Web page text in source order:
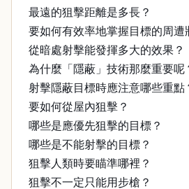
最遠的狙擊距離是多長？
要如何有效率地掌握目標的周遭
從暗處射擊能發揮多大的效果？
為什麼「隱蔽」技術那麼重要呢
射擊隱蔽目標時應注意哪些重點
要如何從屋內狙擊？
哪些是應優先狙擊的目標？
哪些是不能射擊的目標？
狙擊人類時要瞄準哪裡？
狙擊不一定只能用步槍？